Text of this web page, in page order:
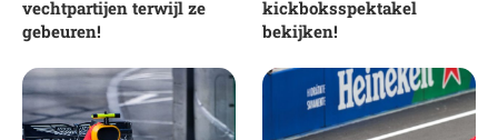
vechtpartijen terwijl ze
gebeuren!
kickboksspektakel
bekijken!